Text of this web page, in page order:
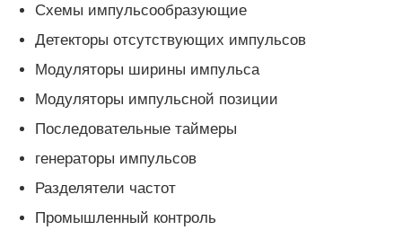
Новости
Случаи
FPGA Field Programmable Gate Array (ФПГА
Блок микроконтроллера MCU
Схемы импульсообразующие
Детекторы отсутствующих импульсов
Модуляторы ширины импульса
Модуляторы импульсной позиции
Последовательные таймеры
генераторы импульсов
Разделятели частот
Промышленный контроль